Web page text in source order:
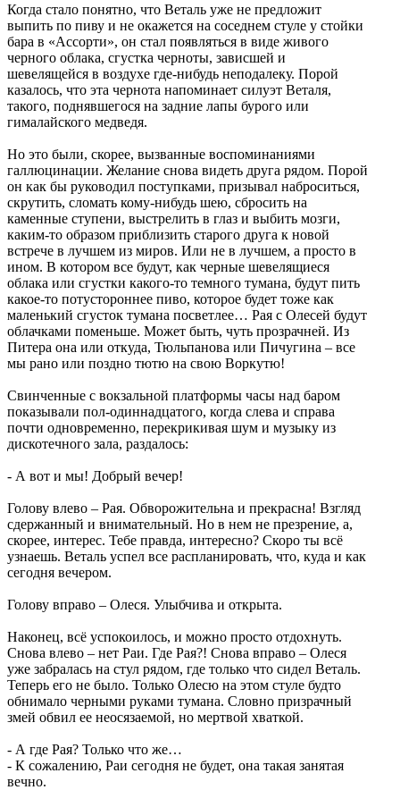
Когда стало понятно, что Веталь уже не предложит
выпить по пиву и не окажется на соседнем стуле у стойки
бара в «Ассорти», он стал появляться в виде живого
черного облака, сгустка черноты, зависшей и
шевелящейся в воздухе где-нибудь неподалеку. Порой
казалось, что эта чернота напоминает силуэт Веталя,
такого, поднявшегося на задние лапы бурого или
гималайского медведя.
Но это были, скорее, вызванные воспоминаниями
галлюцинации. Желание снова видеть друга рядом. Порой
он как бы руководил поступками, призывал наброситься,
скрутить, сломать кому-нибудь шею, сбросить на
каменные ступени, выстрелить в глаз и выбить мозги,
каким-то образом приблизить старого друга к новой
встрече в лучшем из миров. Или не в лучшем, а просто в
ином. В котором все будут, как черные шевелящиеся
облака или сгустки какого-то темного тумана, будут пить
какое-то потустороннее пиво, которое будет тоже как
маленький сгусток тумана посветлее… Рая с Олесей будут
облачками поменьше. Может быть, чуть прозрачней. Из
Питера она или откуда, Тюльпанова или Пичугина – все
мы рано или поздно тютю на свою Воркутю!
Свинченные с вокзальной платформы часы над баром
показывали пол-одиннадцатого, когда слева и справа
почти одновременно, перекрикивая шум и музыку из
дискотечного зала, раздалось:
- А вот и мы! Добрый вечер!
Голову влево – Рая. Обворожительна и прекрасна! Взгляд
сдержанный и внимательный. Но в нем не презрение, а,
скорее, интерес. Тебе правда, интересно? Скоро ты всё
узнаешь. Веталь успел все распланировать, что, куда и как
сегодня вечером.
Голову вправо – Олеся. Улыбчива и открыта.
Наконец, всё успокоилось, и можно просто отдохнуть.
Снова влево – нет Раи. Где Рая?! Снова вправо – Олеся
уже забралась на стул рядом, где только что сидел Веталь.
Теперь его не было. Только Олесю на этом стуле будто
обнимало черными руками тумана. Словно призрачный
змей обвил ее неосязаемой, но мертвой хваткой.
- А где Рая? Только что же…
- К сожалению, Раи сегодня не будет, она такая занятая
вечно.